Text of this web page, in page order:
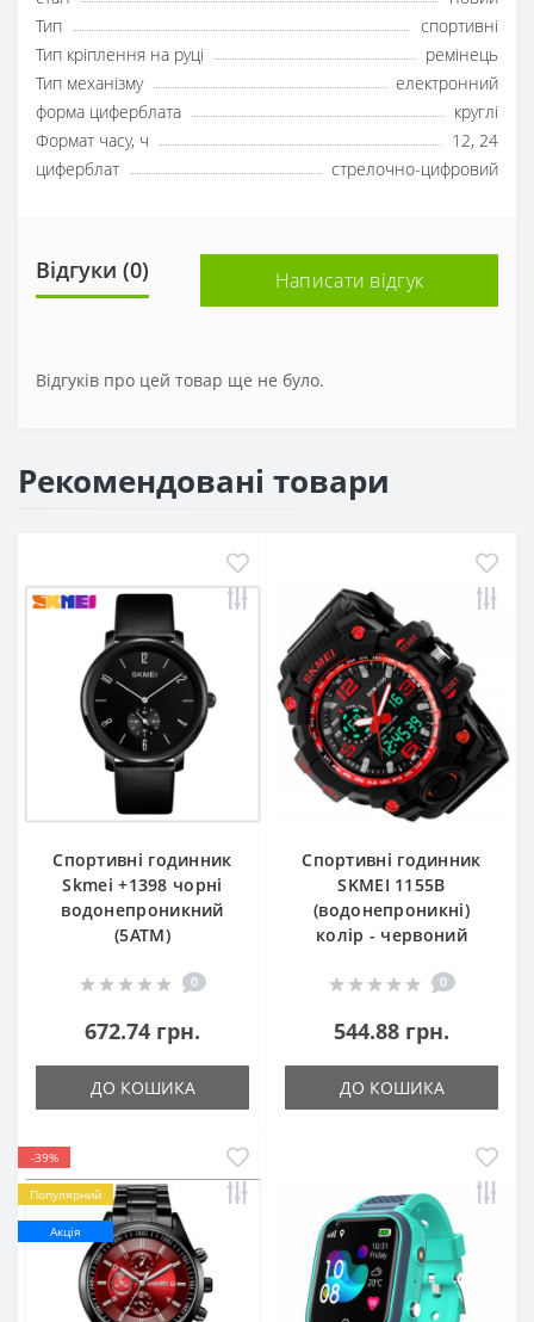
Тип
спортивні
Тип кріплення на руці
ремінець
Тип механізму
електронний
форма циферблата
круглі
Формат часу, ч
12, 24
циферблат
стрелочно-цифровий
Відгуки (0) Написати відгук
Відгуків про цей товар ще не було.
Рекомендовані товари
Спортивні годинник
Skmei +1398 чорні
водонепроникний
(5АТМ)
0
672.74 грн.
ДО КОШИКА
Спортивні годинник
SKMEI 1155В
(водонепроникні)
колір - червоний
0
544.88 грн.
ДО КОШИКА
-39%
Популярний
Акція